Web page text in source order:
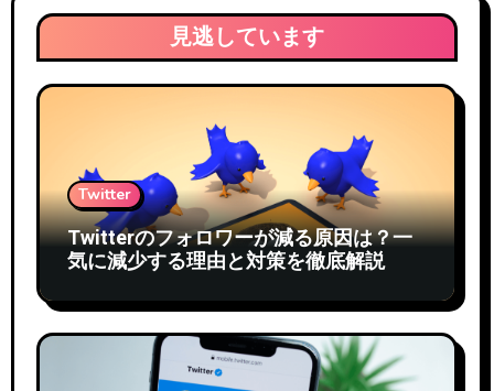
見逃しています
Twitter
Twitterのフォロワーが減る原因は？一
気に減少する理由と対策を徹底解説